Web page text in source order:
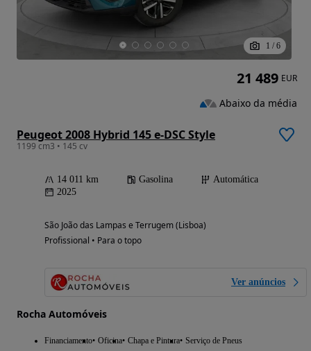
1 / 6
Peugeot 2008 Hybrid 145 e-DSC Style
1199 cm3 • 145 cv
14 011 km Gasolina
Automática
2025
São João das Lampas e Terrugem (Lisboa)
Profissional • Para o topo
Ver anúncios
Rocha Automóveis
Financiamento Oficina Chapa e Pintura Serviço de Pneus
21 489 EUR
Abaixo da média